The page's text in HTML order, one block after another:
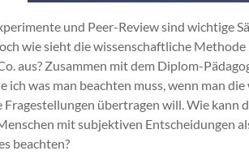
und Peer-Review sind wichtige
wie sieht die wissenschaftliche
aus? Zusammen mit dem Diplom-
ich was man beachten muss, wenn man
Fragestellungen übertragen will. Wie kann
mit subjektiven Entscheidungen
beachten?